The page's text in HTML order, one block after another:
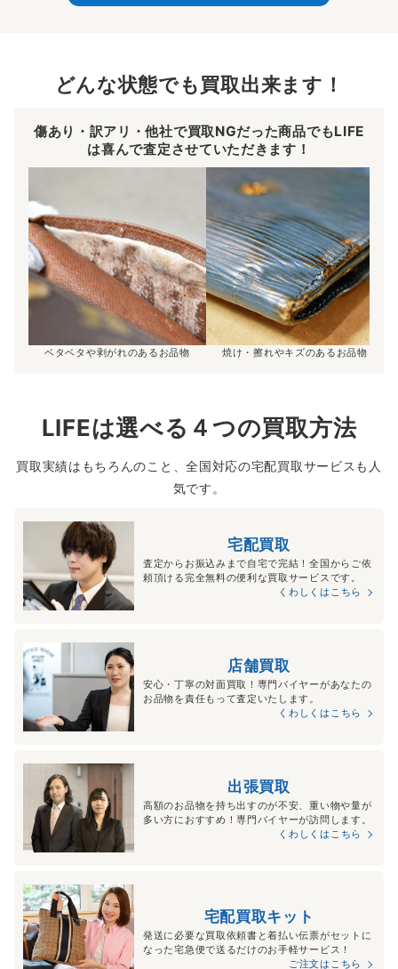
どんな状態でも買取出来ます！
傷あり・訳アリ・他社で買取NGだった商品でもLIFE
は喜んで査定させていただきます！
ベタベタや剥がれのあるお品物 焼け・擦れやキズのあるお品物
LIFEは選べる４つの買取方法
買取実績はもちろんのこと、全国対応の宅配買取サービスも人
気です。
宅配買取
査定からお振込みまで自宅で完結！全国からご依
頼頂ける完全無料の便利な買取サービスです。
くわしくはこちら
店舗買取
安心・丁寧の対面買取！専門バイヤーがあなたの
お品物を責任もって査定いたします。
くわしくはこちら
出張買取
高額のお品物を持ち出すのが不安、重い物や量が
多い方におすすめ！専門バイヤーが訪問します。
くわしくはこちら
宅配買取キット
発送に必要な買取依頼書と着払い伝票がセットに
なった宅急便で送るだけのお手軽サービス！
ご注文はこちら